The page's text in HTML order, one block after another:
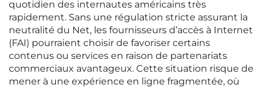
quotidien des internautes américains très
rapidement. Sans une régulation stricte assurant la
neutralité du Net, les fournisseurs d’accès à Internet
(FAI) pourraient choisir de favoriser certains
contenus ou services en raison de partenariats
commerciaux avantageux. Cette situation risque de
mener à une expérience en ligne fragmentée, où